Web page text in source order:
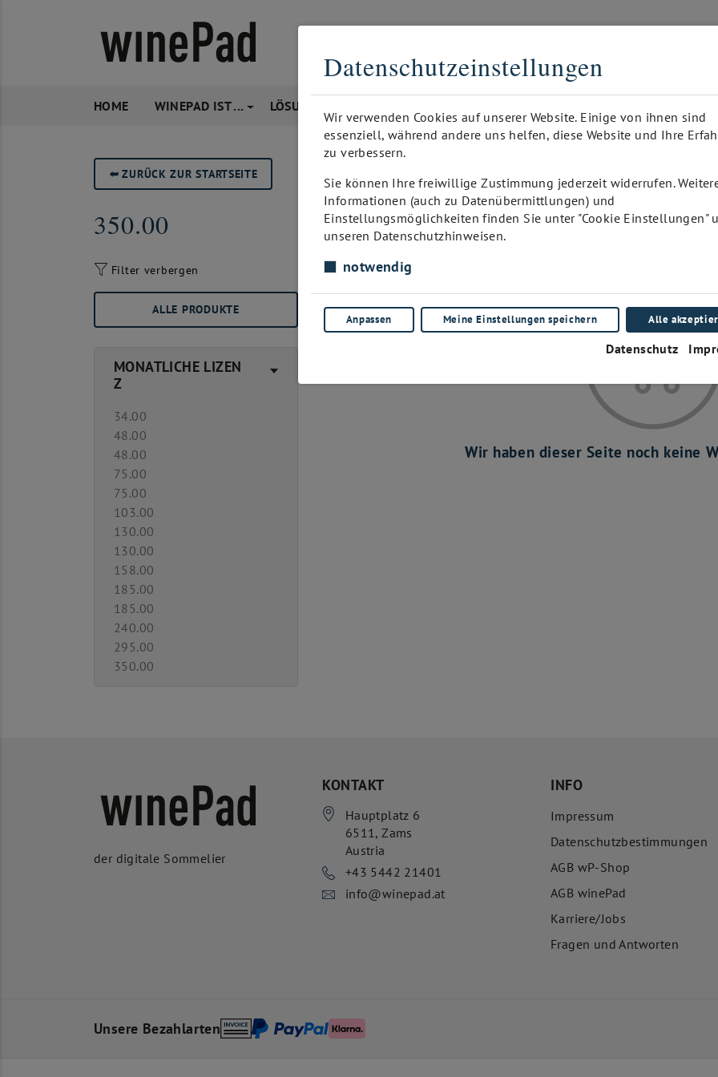
HOME WINEPAD IST ... LÖSUNGEN
➥ZURÜCK ZUR STARTSEITE
350.00
Filter verbergen
ALLE PRODUKTE
MONATLICHE LIZEN
Z
34.00
48.00
48.00
75.00
75.00
103.00
130.00
130.00
158.00
185.00
185.00
240.00
295.00
350.00
Wir haben dieser Seite noch keine
der digitale Sommelier
KONTAKT
Hauptplatz 6
6511 ,Zams
Austria
+43 5442 21401
info@winepad.at
INFO
Impressum
Datenschutzbestimmungen
AGB wP-Shop
AGB winePad
Karriere/Jobs
Fragen und Antworten
Unsere Bezahlarten
Datenschutzeinstellungen
Wir verwenden Cookies auf unserer Website. Einige von ihnen sind
essenziell, während andere uns helfen, diese Website und Ihre
zu verbessern.
Sie können Ihre freiwillige Zustimmung jederzeit widerrufen.
Informationen (auch zu Datenübermittlungen) und
Einstellungsmöglichkeiten finden Sie unter "Cookie Einstellungen"
unseren Datenschutzhinweisen.
notwendig
Anpassen Meine Einstellungen speichern Alle
Datenschutz